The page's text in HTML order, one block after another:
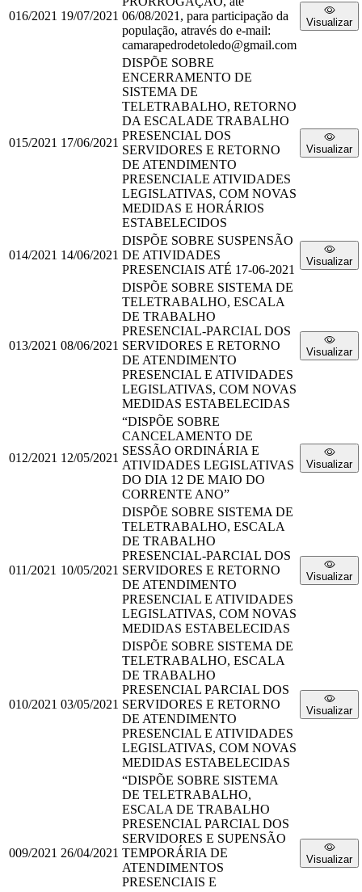
016/2021 19/07/2021 06/08/2021, para participação da
população, através do e-mail:
camarapedrodetoledo@gmail.com
Visualizar
015/2021 17/06/2021
DISPÕE SOBRE
ENCERRAMENTO DE
SISTEMA DE
TELETRABALHO, RETORNO
DA ESCALADE TRABALHO
PRESENCIAL DOS
SERVIDORES E RETORNO
DE ATENDIMENTO
PRESENCIALE ATIVIDADES
LEGISLATIVAS, COM NOVAS
MEDIDAS E HORÁRIOS
ESTABELECIDOS
Visualizar
014/2021 14/06/2021
DISPÕE SOBRE SUSPENSÃO
DE ATIVIDADES
PRESENCIAIS ATÉ 17-06-2021
Visualizar
013/2021 08/06/2021
DISPÕE SOBRE SISTEMA DE
TELETRABALHO, ESCALA
DE TRABALHO
PRESENCIAL-PARCIAL DOS
SERVIDORES E RETORNO
DE ATENDIMENTO
PRESENCIAL E ATIVIDADES
LEGISLATIVAS, COM NOVAS
MEDIDAS ESTABELECIDAS
Visualizar
012/2021 12/05/2021
“DISPÕE SOBRE
CANCELAMENTO DE
SESSÃO ORDINÁRIA E
ATIVIDADES LEGISLATIVAS
DO DIA 12 DE MAIO DO
CORRENTE ANO”
Visualizar
011/2021 10/05/2021
DISPÕE SOBRE SISTEMA DE
TELETRABALHO, ESCALA
DE TRABALHO
PRESENCIAL-PARCIAL DOS
SERVIDORES E RETORNO
DE ATENDIMENTO
PRESENCIAL E ATIVIDADES
LEGISLATIVAS, COM NOVAS
MEDIDAS ESTABELECIDAS
Visualizar
010/2021 03/05/2021
DISPÕE SOBRE SISTEMA DE
TELETRABALHO, ESCALA
DE TRABALHO
PRESENCIAL PARCIAL DOS
SERVIDORES E RETORNO
DE ATENDIMENTO
PRESENCIAL E ATIVIDADES
LEGISLATIVAS, COM NOVAS
MEDIDAS ESTABELECIDAS
Visualizar
009/2021 26/04/2021
“DISPÕE SOBRE SISTEMA
DE TELETRABALHO,
ESCALA DE TRABALHO
PRESENCIAL PARCIAL DOS
SERVIDORES E SUPENSÃO
TEMPORÁRIA DE
ATENDIMENTOS
PRESENCIAIS E
Visualizar